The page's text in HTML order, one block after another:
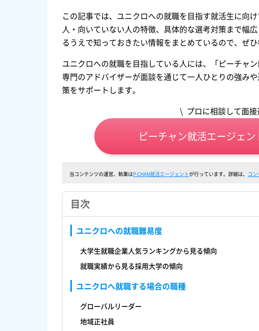
この記事では、ユニクロへの就職を目指す就活生に向
人・向いていない人の特徴、具体的な選考対策まで幅
るうえで知っておきたい情報をまとめているので、ぜひ
ユニクロへの就職を目指している人には、「ピーチャ
専門のアドバイザーが面談を通じて一人ひとりの強み
策をサポートします。
\ プロに相談して面接
ピーチャン就活エージェ
当コンテンツの運営、執筆は P-CHAN就活エージェントが行っています。詳細は、 コン
目次
ユニクロへの就職難易度
大学生就職企業人気ランキングから見る傾向
就職実績から見る採用大学の傾向
ユニクロへ就職する場合の職種
グローバルリーダー
地域正社員